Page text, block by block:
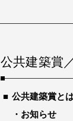
公共建築賞
公共建築賞と
お知らせ